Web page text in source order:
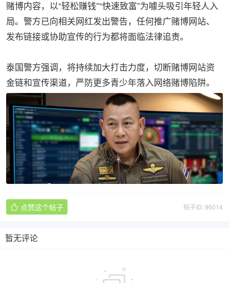
赌博内容，以“轻松赚钱”“快速致富”为噱头吸引年轻人入
局。警方已向相关网红发出警告，任何推广赌博网站、
发布链接或协助宣传的行为都将面临法律追责。
泰国警方强调，将持续加大打击力度，切断赌博网站资
金链和宣传渠道，严防更多青少年落入网络赌博陷阱。
帖子ID: 96014
 点赞这个帖子
暂无评论